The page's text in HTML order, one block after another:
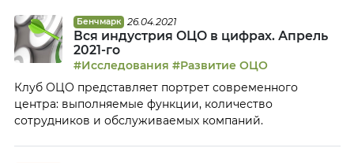
Бенчмарк 26.04.2021
Вся индустрия ОЦО в цифрах. Апрель
2021-го
#Исследования #Развитие ОЦО
Клуб ОЦО представляет портрет современного
центра: выполняемые функции, количество
сотрудников и обслуживаемых компаний.